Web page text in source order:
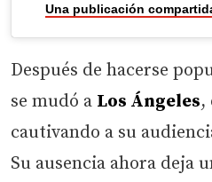
Una publicación
Después de hacerse
se mudó a Los Ángeles,
cautivando a su
Su ausencia ahora deja